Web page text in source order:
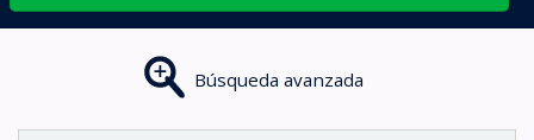
Búsqueda avanzada